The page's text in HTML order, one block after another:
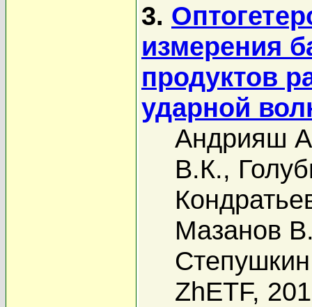
3.
измерения
продуктов
ударной
Андрияш
В.К.,
Мазанов
ZhETF,